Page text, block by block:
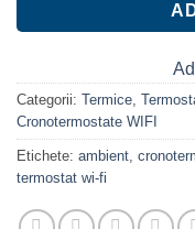
Categorii: Termice,
Cronotermostate WIFI
Etichete: ambient,
termostat wi-fi